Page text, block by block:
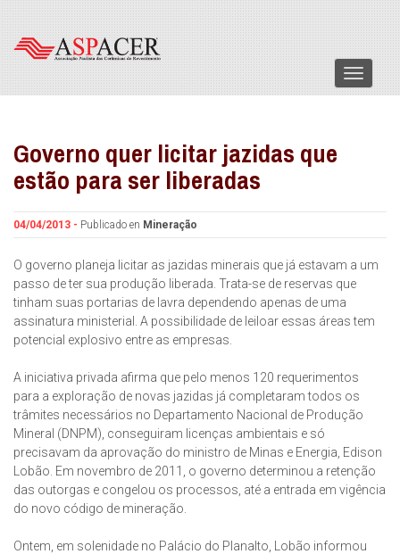
Menu
Governo quer licitar jazidas que
estão para ser liberadas
04/04/2013 - Publicado en Mineração
O governo planeja licitar as jazidas minerais que já estavam a um
passo de ter sua produção liberada. Trata-se de reservas que
tinham suas portarias de lavra dependendo apenas de uma
assinatura ministerial. A possibilidade de leiloar essas áreas tem
potencial explosivo entre as empresas.
A iniciativa privada afirma que pelo menos 120 requerimentos
para a exploração de novas jazidas já completaram todos os
trâmites necessários no Departamento Nacional de Produção
Mineral (DNPM), conseguiram licenças ambientais e só
precisavam da aprovação do ministro de Minas e Energia, Edison
Lobão. Em novembro de 2011, o governo determinou a retenção
das outorgas e congelou os processos, até a entrada em vigência
do novo código de mineração.
Ontem, em solenidade no Palácio do Planalto, Lobão informou